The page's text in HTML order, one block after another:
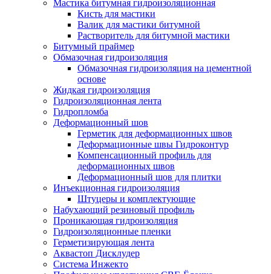
Мастика битумная гидроизоляционная
Кисть для мастики
Валик для мастики битумной
Растворитель для битумной мастики
Битумный праймер
Обмазочная гидроизоляция
Обмазочная гидроизоляция на цементной
основе
Жидкая гидроизоляция
Гидроизоляционная лента
Гидропломба
Деформационный шов
Герметик для деформационных швов
Деформационные швы Гидроконтур
Компенсационный профиль для
деформационных швов
Деформационный шов для плитки
Инъекционная гидроизоляция
Штуцеры и комплектующие
Набухающий резиновый профиль
Проникающая гидроизоляция
Гидроизоляционные пленки
Герметизирующая лента
Аквастоп Дисклудер
Система Инжекто